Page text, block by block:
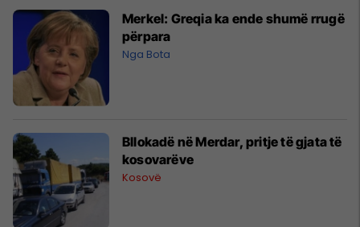
Merkel: Greqia ka ende shumë rrugë
përpara
Nga Bota
Bllokadë në Merdar, pritje të gjata të
kosovarëve
Kosovë